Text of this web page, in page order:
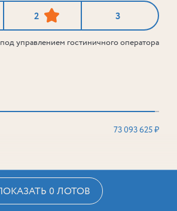
2 3
управлением гостиничного оператора
73 093 625 ₽
0 ЛОТОВ